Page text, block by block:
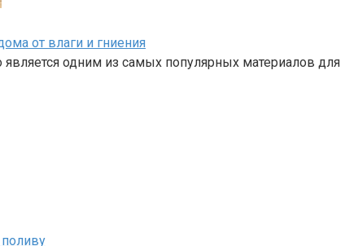
от влаги и гниения
одним из самых популярных материалов для